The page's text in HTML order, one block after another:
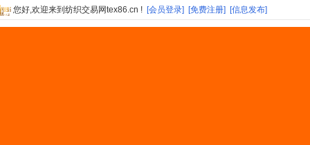
您好,欢迎来到纺织交易网tex86.cn ! [会员登录] [免费注册] [信息发布]